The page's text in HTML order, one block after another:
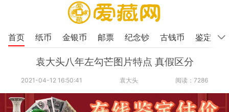
首页 纸币 金银币 邮票 纪念钞 古钱币 鉴定
袁大头八年左勾芒图片特点 真假区分
2021-04-12 16:50:41 袁大头 阅读：7286